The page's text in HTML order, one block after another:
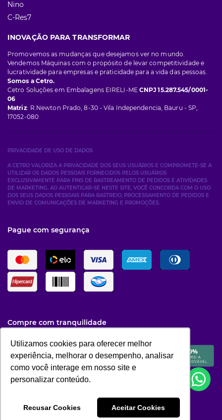
Utilizamos cookies para oferecer melhor
experiência, melhorar o desempenho, analisar
como você interage em nosso site e
personalizar conteúdo.
Recusar Cookies Aceitar Cookies
Utilizamos cookies para oferecer melhor
experiência, melhorar o desempenho, analisar
como você interage em nosso site e
personalizar conteúdo.
Recusar Cookies Aceitar Cookies
Nino
C-Res7
INOVAÇÃO PARA TRANSFORMAR
Promovemos as mudanças que desejamos ver no mundo.
Vendemos Máquinas com o propósito de levar competitividade e
lucratividade para empresas e praticidade para a vida das pessoas.
Somos a Cetro.
Cetro Soluções em Embalagens EIRELI-ME CNPJ 15.287.545/0001-
06
Matriz: R.Newton Prado, 8-30 - Vila Independencia, Bauru - SP,
17052-080
PRIVACIDADE DE USO DE DADOS
A CETRO VALORIZA A PRIVACIDADE DOS SEUS USUÁRIOS E COMPROMETE-SE A
UTILIZAR OS DADOS PESSOAIS FORNECIDOS PELOS USUÁRIOS
EXCLUSIVAMENTE PARA FINS DE RASTREAMENTO DE PEDIDOS E ATIVIDADES
DE MARKETING. AO AUTENTICAR-SE NESTE SITE, VOCÊ CONCORDA COM O USO
DOS SEUS DADOS PESSOAIS PARA RASTREIO, PROCESSAMENTO DE PEDIDOS E
ENVIO DE COMUNICAÇÕES DE MARKETING E PROMOÇÕES.
Pague com segurança
Compre com tranquilidade